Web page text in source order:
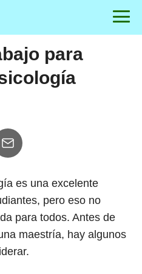
para
es una excelente
pero eso no
para todos. Antes de
maestría, hay algunos